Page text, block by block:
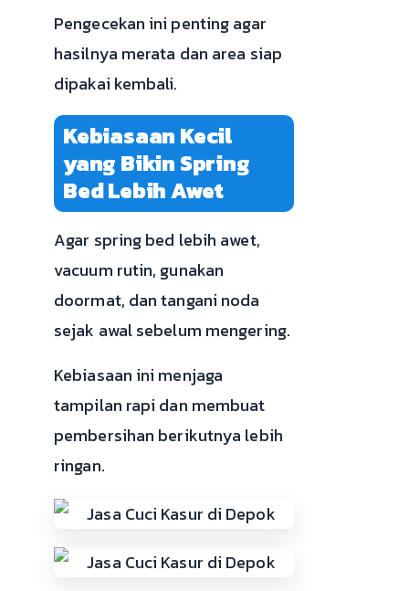
Pengecekan ini penting agar
hasilnya merata dan area siap
dipakai kembali.
Kebiasaan Kecil
yang Bikin Spring
Bed Lebih Awet
Agar spring bed lebih awet,
vacuum rutin, gunakan
doormat, dan tangani noda
sejak awal sebelum mengering.
Kebiasaan ini menjaga
tampilan rapi dan membuat
pembersihan berikutnya lebih
ringan.